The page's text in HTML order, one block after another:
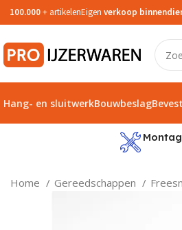
100.000+ artikelenEigen verkoop
Hang- en sluitwerkBouwbeslag
Home Gereedschappen